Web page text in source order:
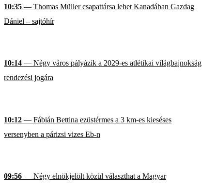
10:35 — Thomas Müller csapattársa lehet Kanadában Gazdag
Dániel – sajtóhír
10:14 — Négy város pályázik a 2029-es atlétikai világbajnokság
rendezési jogára
10:12 — Fábián Bettina ezüstérmes a 3 km-es kieséses
versenyben a párizsi vizes Eb-n
09:56 — Négy elnökjelölt közül választhat a Magyar